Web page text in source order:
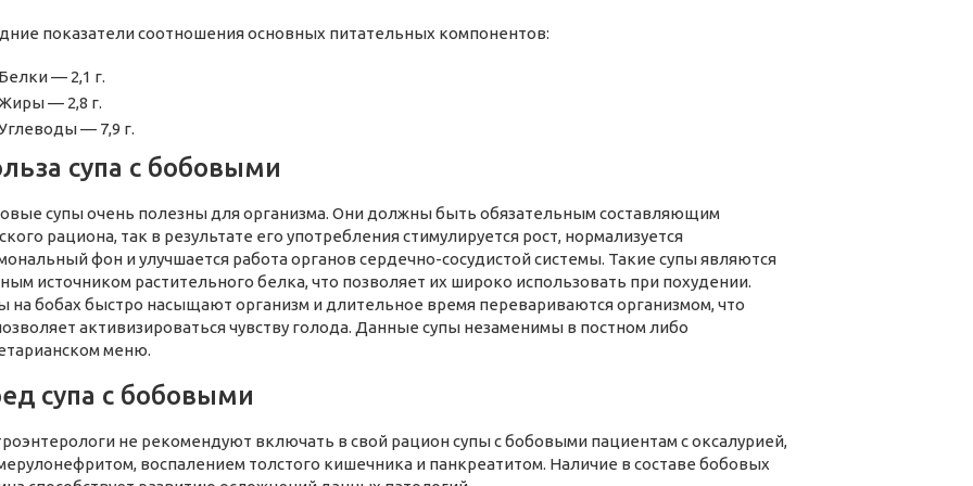
показатели соотношения основных питательных компонентов:
— 2,1 г.
— 2,8 г.
— 7,9 г.
супа с бобовыми
супы очень полезны для организма. Они должны быть обязательным составляющим
рациона, так в результате его употребления стимулируется рост, нормализуется
фон и улучшается работа органов сердечно-сосудистой системы. Такие супы являются
источником растительного белка, что позволяет их широко использовать при похудении.
на бобах быстро насыщают организм и длительное время перевариваются организмом, что
активизироваться чувству голода. Данные супы незаменимы в постном либо
меню.
супа с бобовыми
не рекомендуют включать в свой рацион супы с бобовыми пациентам с оксалурией,
воспалением толстого кишечника и панкреатитом. Наличие в составе бобовых